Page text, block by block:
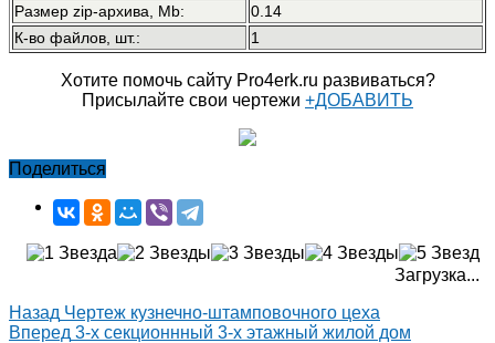
Размер zip-архива, Mb:
0.14
К-во файлов, шт.:
1
Хотите помочь сайту Pro4erk.ru развиваться?
Присылайте свои чертежи +ДОБАВИТЬ
Поделиться
Загрузка...
Назад Чертеж кузнечно-штамповочного цеха
Вперед 3-х секционнный 3-х этажный жилой дом